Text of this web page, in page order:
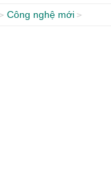
Công nghệ mới